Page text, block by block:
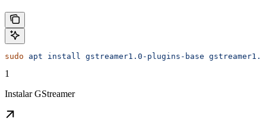
sudo apt install gstreamer1.0-plugins-base
1
Instalar GStreamer